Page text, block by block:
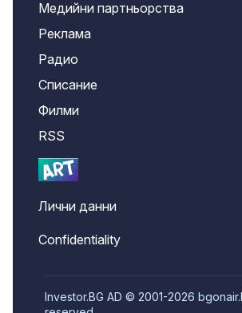
Медийни партньорства
Реклама
Радио
Списание
Филми
RSS
Лични данни
Confidentiality
Investor.BG AD © 2001-2026